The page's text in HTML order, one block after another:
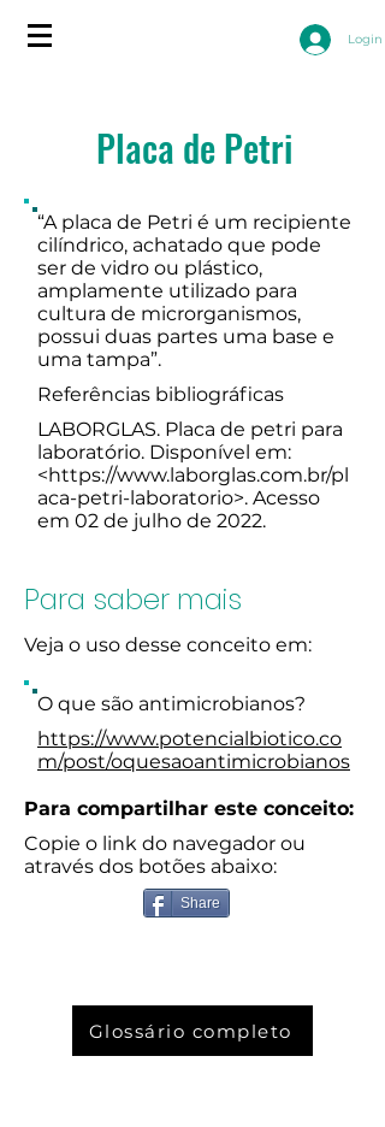
Login
Placa de Petri
“A placa de Petri é um recipiente
cilíndrico, achatado que pode
ser de vidro ou plástico,
amplamente utilizado para
cultura de microrganismos,
possui duas partes uma base e
uma tampa”.
Referências bibliográficas
LABORGLAS. Placa de petri para
laboratório. Disponível em:
<https://www.laborglas.com.br/pl
aca-petri-laboratorio>. Acesso
em 02 de julho de 2022.
Para saber mais
Veja o uso desse conceito em:
O que são antimicrobianos?
https://www.potencialbiotico.co
m/post/oquesaoantimicrobianos
Para compartilhar este conceito:
Copie o link do navegador ou
através dos botões abaixo:
Share
Glossário completo